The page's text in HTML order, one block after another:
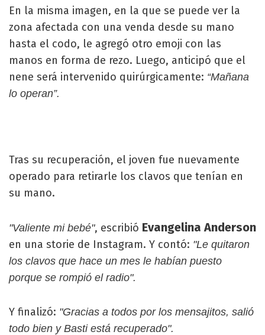
En la misma imagen, en la que se puede ver la
zona afectada con una venda desde su mano
hasta el codo, le agregó otro emoji con las
manos en forma de rezo. Luego, anticipó que el
nene será intervenido quirúrgicamente: “Mañana
lo operan”.
Tras su recuperación, el joven fue nuevamente
operado para retirarle los clavos que tenían en
su mano.
"Valiente mi bebé", escribió Evangelina Anderson
en una storie de Instagram. Y contó: "Le quitaron
los clavos que hace un mes le habían puesto
porque se rompió el radio".
Y finalizó: "Gracias a todos por los mensajitos, salió
todo bien y Basti está recuperado".